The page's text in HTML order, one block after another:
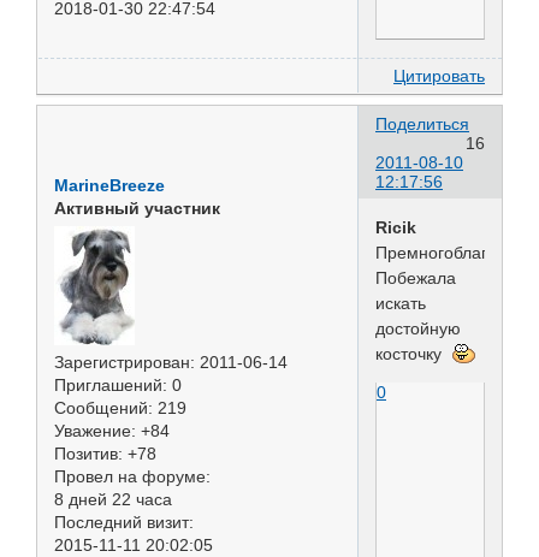
2018-01-30 22:47:54
Цитировать
Поделиться
16
2011-08-10
12:17:56
MarineBreeze
Активный участник
Зарегистрирован: 2011-06-14
Приглашений: 0
Сообщений: 219
Уважение: +84
Позитив: +78
Провел на форуме:
8 дней 22 часа
Последний визит:
2015-11-11 20:02:05
Ricik
Побежала
искать
достойную
косточку
0